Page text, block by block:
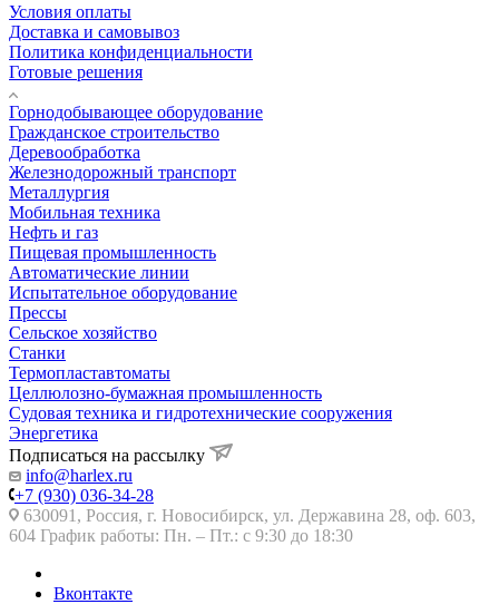
Условия оплаты
Доставка и самовывоз
Политика конфиденциальности
Готовые решения
Горнодобывающее оборудование
Гражданское строительство
Деревообработка
Железнодорожный транспорт
Металлургия
Мобильная техника
Нефть и газ
Пищевая промышленность
Автоматические линии
Испытательное оборудование
Прессы
Сельское хозяйство
Станки
Термопластавтоматы
Целлюлозно-бумажная промышленность
Судовая техника и гидротехнические сооружения
Энергетика
Подписаться на рассылку
info@harlex.ru
+7 (930) 036-34-28
630091, Россия, г. Новосибирск, ул. Державина 28, оф. 603,
604 График работы: Пн. – Пт.: с 9:30 до 18:30
Вконтакте